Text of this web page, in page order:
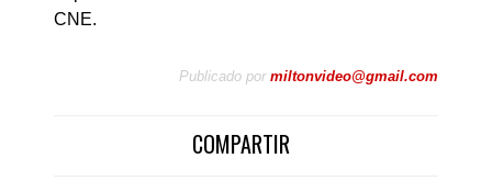
CNE.
Publicado por miltonvideo@gmail.com
COMPARTIR